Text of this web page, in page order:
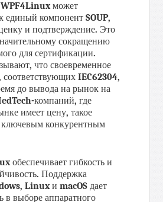
WPF4Linuxможет
единый компонентSOUP,
и подтверждение. Это
сокращению
длясертификации.
,что своевременное
соответствующихIEC62304,
до выводана рынок на
-компаний,где
имеетцену,такое
ключевымконкурентным
обеспечивает гибкость и
. Поддержка
,LinuxиmacOSдает
в выбореаппаратного